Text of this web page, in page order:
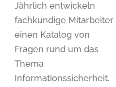
Jährlich entwickeln
fachkundige Mitarbeiter
einen Katalog von
Fragen rund um das
Thema
Informationssicherheit.